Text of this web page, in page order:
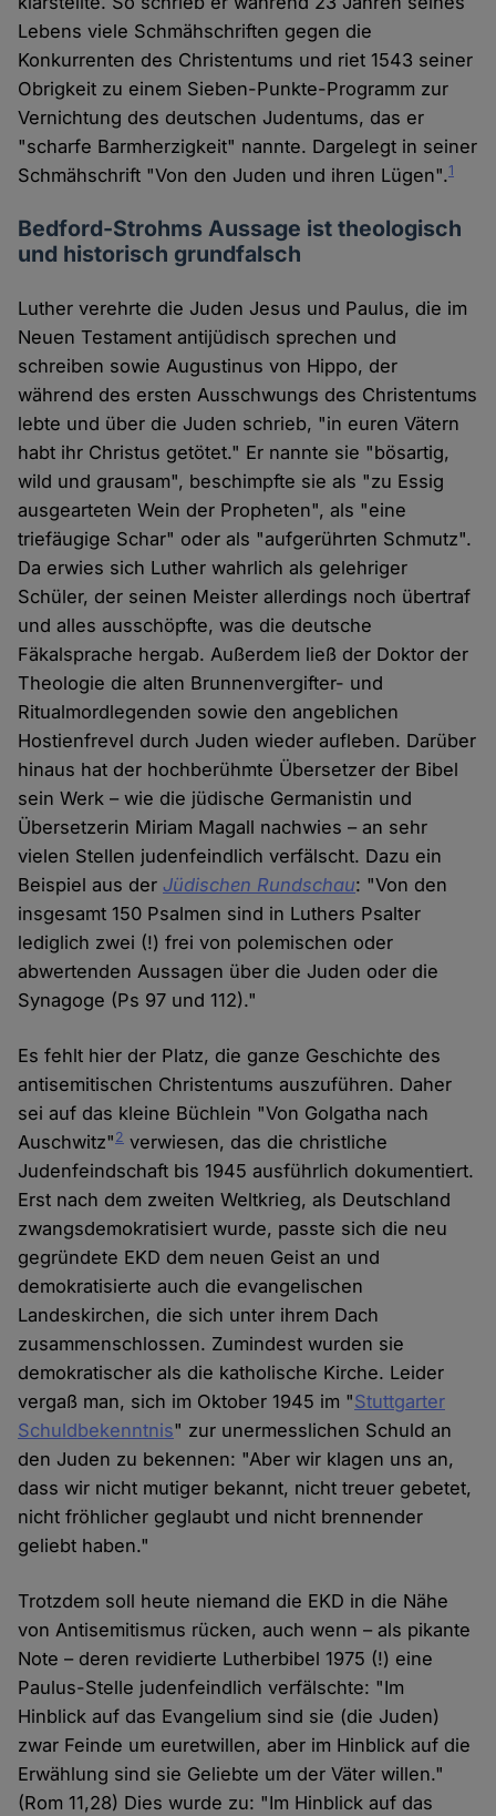
Lebens viele Schmähschriften gegen die
Konkurrenten des Christentums und riet 1543 seiner
Obrigkeit zu einem Sieben-Punkte-Programm zur
Vernichtung des deutschen Judentums, das er
"scharfe Barmherzigkeit" nannte. Dargelegt in seiner
Schmähschrift "Von den Juden und ihren Lügen".1
Bedford-Strohms Aussage ist theologisch
und historisch grundfalsch
Luther verehrte die Juden Jesus und Paulus, die im
Neuen Testament antijüdisch sprechen und
schreiben sowie Augustinus von Hippo, der
während des ersten Ausschwungs des Christentums
lebte und über die Juden schrieb, "in euren Vätern
habt ihr Christus getötet." Er nannte sie "bösartig,
wild und grausam", beschimpfte sie als "zu Essig
ausgearteten Wein der Propheten", als "eine
triefäugige Schar" oder als "aufgerührten Schmutz".
Da erwies sich Luther wahrlich als gelehriger
Schüler, der seinen Meister allerdings noch übertraf
und alles ausschöpfte, was die deutsche
Fäkalsprache hergab. Außerdem ließ der Doktor der
Theologie die alten Brunnenvergifter- und
Ritualmordlegenden sowie den angeblichen
Hostienfrevel durch Juden wieder aufleben. Darüber
hinaus hat der hochberühmte Übersetzer der Bibel
sein Werk – wie die jüdische Germanistin und
Übersetzerin Miriam Magall nachwies – an sehr
vielen Stellen judenfeindlich verfälscht. Dazu ein
Beispiel aus derJüdischen Rundschau: "Von den
insgesamt 150 Psalmen sind in Luthers Psalter
lediglich zwei (!) frei von polemischen oder
abwertenden Aussagen über die Juden oder die
Synagoge (Ps 97 und 112)."
Es fehlt hier der Platz, die ganze Geschichte des
antisemitischen Christentums auszuführen. Daher
sei auf das kleine Büchlein "Von Golgatha nach
Auschwitz"2 verwiesen, das die christliche
Judenfeindschaft bis 1945 ausführlich dokumentiert.
Erst nach dem zweiten Weltkrieg, als Deutschland
zwangsdemokratisiert wurde, passte sich die neu
gegründete EKD dem neuen Geist an und
demokratisierte auch die evangelischen
Landeskirchen, die sich unter ihrem Dach
zusammenschlossen. Zumindest wurden sie
demokratischer als die katholische Kirche. Leider
vergaß man, sich im Oktober 1945 im "Stuttgarter
Schuldbekenntnis" zur unermesslichen Schuld an
den Juden zu bekennen: "Aber wir klagen uns an,
dass wir nicht mutiger bekannt, nicht treuer gebetet,
nicht fröhlicher geglaubt und nicht brennender
geliebt haben."
Trotzdem soll heute niemand die EKD in die Nähe
von Antisemitismus rücken, auch wenn – als pikante
Note – deren revidierte Lutherbibel 1975 (!) eine
Paulus-Stelle judenfeindlich verfälschte: "Im
Hinblick auf das Evangelium sind sie (die Juden)
zwar Feinde um euretwillen, aber im Hinblick auf die
Erwählung sind sie Geliebte um der Väter willen."
(Rom 11,28) Dies wurde zu: "Im Hinblick auf das